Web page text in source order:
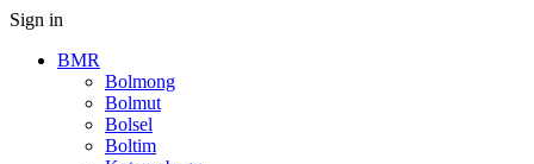
Sign in
BMR
Bolmong
Bolmut
Bolsel
Boltim